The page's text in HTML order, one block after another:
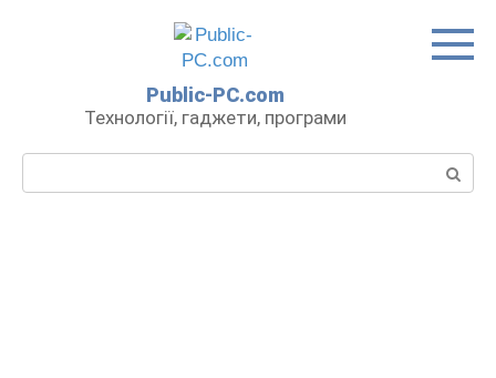
Public-PC.com
Технології, гаджети, програми